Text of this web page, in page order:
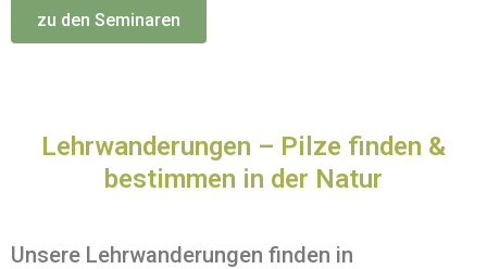
zu den Seminaren
Lehrwanderungen – Pilze finden &
bestimmen in der Natur
Unsere Lehrwanderungen finden in